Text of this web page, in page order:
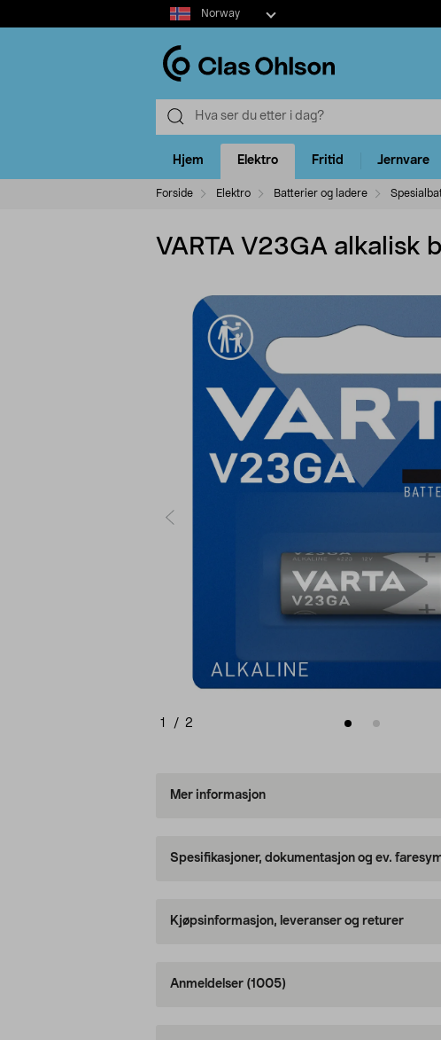
Select
market
Norway
Hjem Elektro Fritid Jernvare
Forside Elektro Batterier og ladere
VARTA V23GA alkalisk
1 / 2
Mer informasjon
Spesifikasjoner, dokumentasjon og ev.
Kjøpsinformasjon, leveranser og returer
Anmeldelser (1005)